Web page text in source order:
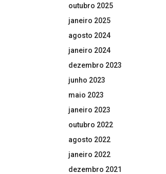
outubro 2025
janeiro 2025
agosto 2024
janeiro 2024
dezembro 2023
junho 2023
maio 2023
janeiro 2023
outubro 2022
agosto 2022
janeiro 2022
dezembro 2021